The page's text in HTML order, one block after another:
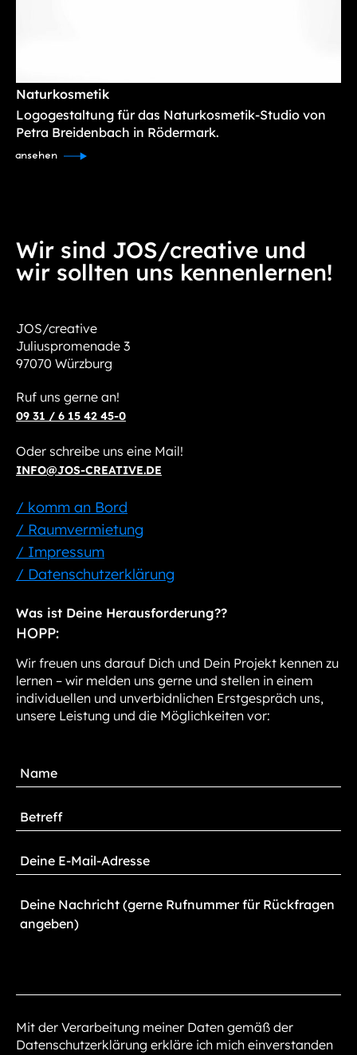
Naturkosmetik
Logogestaltung für das Naturkosmetik-Studio von
Petra Breidenbach in Rödermark.
ansehen
Wir sind JOS/creative und
wir sollten uns kennenlernen!
JOS/creative
Juliuspromenade 3
97070 Würzburg
Ruf uns gerne an!
09 31 / 6 15 42 45-0
Oder schreibe uns eine Mail!
INFO@JOS-CREATIVE.DE
/ komm an Bord
/ Raumvermietung
/ Impressum
/ Datenschutzerklärung
Was ist Deine Herausforderung??
HOPP:
Wir freuen uns darauf Dich und Dein Projekt kennen zu
lernen – wir melden uns gerne und stellen in einem
individuellen und unverbidnlichen Erstgespräch uns,
unsere Leistung und die Möglichkeiten vor:
Mit der Verarbeitung meiner Daten gemäß der
Datenschutzerklärung erkläre ich mich einverstanden